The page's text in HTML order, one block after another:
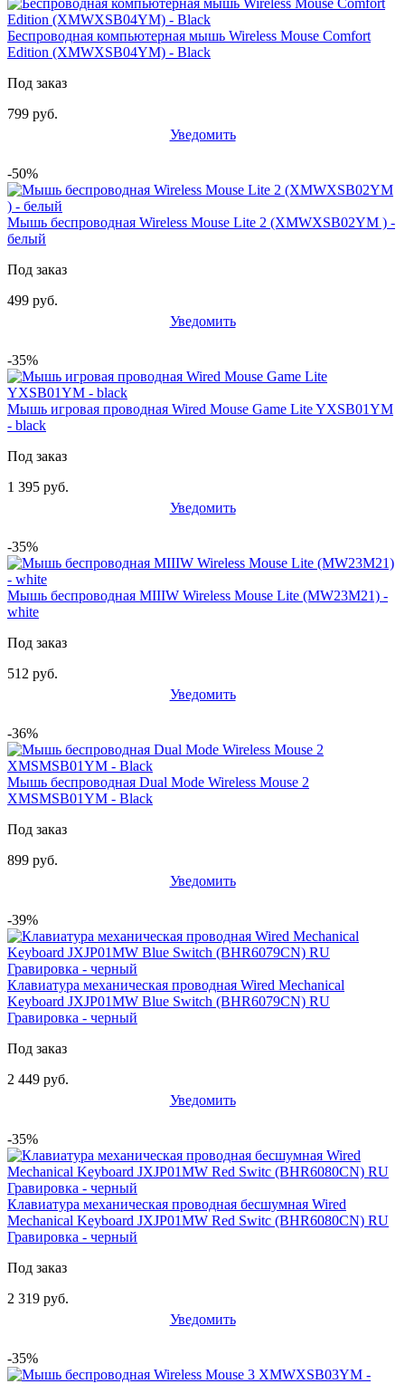
Беспроводная компьютерная мышь Wireless Mouse Comfort
Edition (XMWXSB04YM) - Black
Под заказ
799 руб.
Уведомить
-50%
Мышь беспроводная Wireless Mouse Lite 2 (XMWXSB02YM ) -
белый
Под заказ
499 руб.
Уведомить
-35%
Мышь игровая проводная Wired Mouse Game Lite YXSB01YM
- black
Под заказ
1 395 руб.
Уведомить
-35%
Мышь беспроводная MIIIW Wireless Mouse Lite (MW23M21) -
white
Под заказ
512 руб.
Уведомить
-36%
Мышь беспроводная Dual Mode Wireless Mouse 2
XMSMSB01YM - Black
Под заказ
899 руб.
Уведомить
-39%
Клавиатура механическая проводная Wired Mechanical
Keyboard JXJP01MW Blue Switch (BHR6079CN) RU
Гравировка - черный
Под заказ
2 449 руб.
Уведомить
-35%
Клавиатура механическая проводная бесшумная Wired
Mechanical Keyboard JXJP01MW Red Switc (BHR6080CN) RU
Гравировка - черный
Под заказ
2 319 руб.
Уведомить
-35%